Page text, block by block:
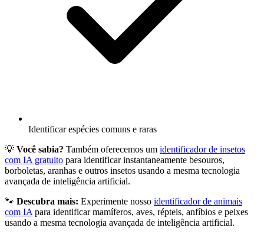
Identificar espécies comuns e raras
💡 Você sabia? Também oferecemos um identificador de insetos
com IA gratuito para identificar instantaneamente besouros,
borboletas, aranhas e outros insetos usando a mesma tecnologia
avançada de inteligência artificial.
🐾 Descubra mais: Experimente nosso identificador de animais
com IA para identificar mamíferos, aves, répteis, anfíbios e peixes
usando a mesma tecnologia avançada de inteligência artificial.